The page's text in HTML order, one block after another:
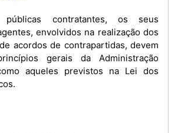
públicas contratantes, os seus
envolvidos na realização dos
acordos de contrapartidas, devem
gerais da Administração
aqueles previstos na Lei dos